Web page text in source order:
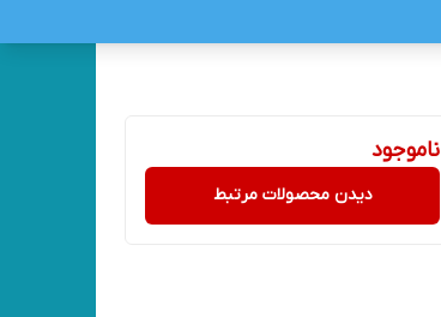
ناموجود
دیدن محصولات مرتبط